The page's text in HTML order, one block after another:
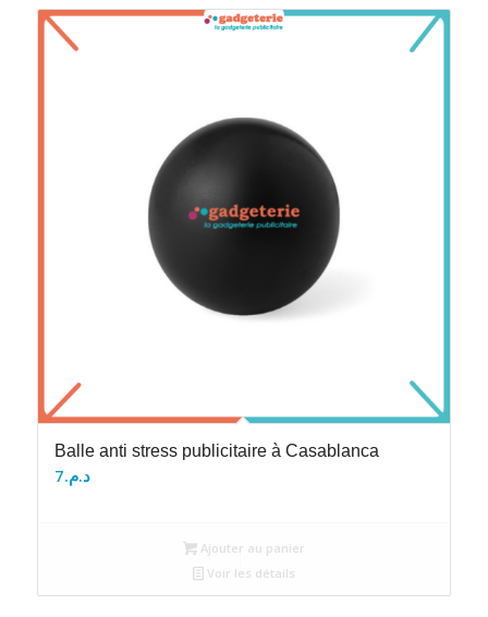
Balle anti stress publicitaire à Casablanca
د.م.7
Ajouter au panier
Voir les détails